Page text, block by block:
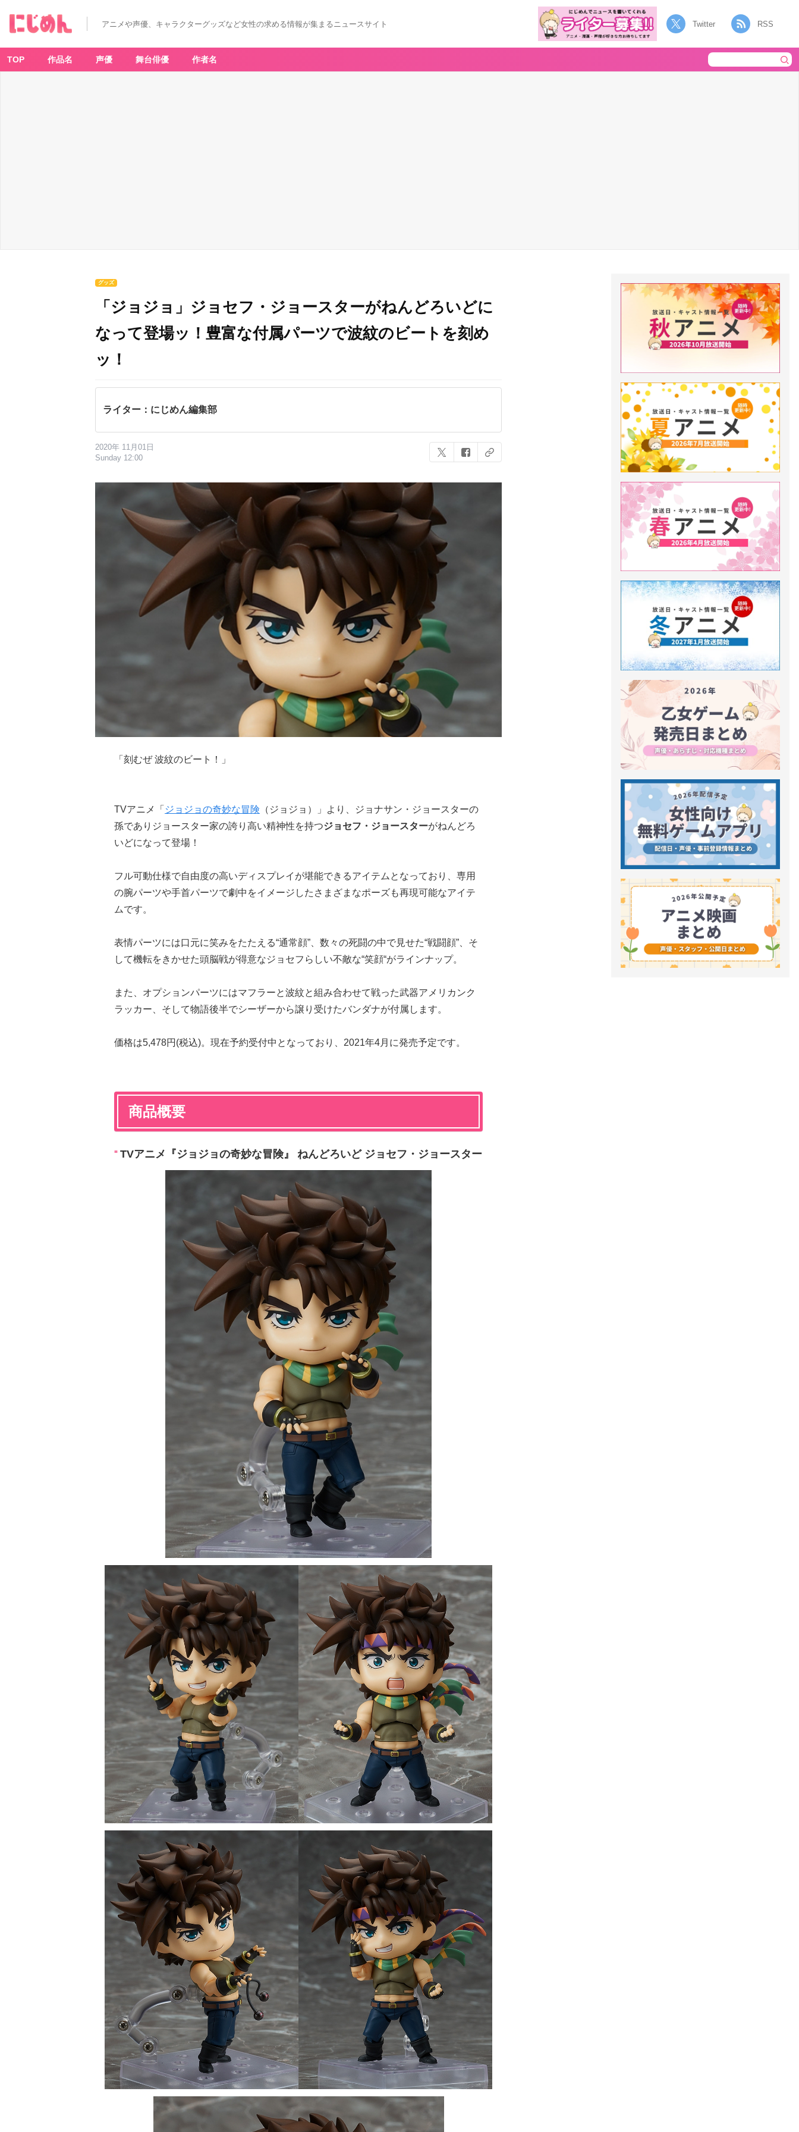
アニメや声優、キャラクターグッズなど女性の求める情報が集まるニュースサイト Twitter RSS
TOP 作品名 声優 舞台俳優 作者名
グッズ
「ジョジョ」ジョセフ・ジョースターがねんどろいどに
なって登場ッ！豊富な付属パーツで波紋のビートを刻め
ッ！
ライター：にじめん編集部
2020年 11月01日
Sunday 12:00
「刻むぜ 波紋のビート！」
TVアニメ「 ジョジョの奇妙な冒険 （ジョジョ）」より、ジョナサン・ジョースターの
孫でありジョースター家の誇り高い精神性を持つジョセフ・ジョースターがねんどろ
いどになって登場！
フル可動仕様で自由度の高いディスプレイが堪能できるアイテムとなっており、専用
の腕パーツや手首パーツで劇中をイメージしたさまざまなポーズも再現可能なアイテ
ムです。
表情パーツには口元に笑みをたたえる“通常顔”、数々の死闘の中で見せた“戦闘顔”、そ
して機転をきかせた頭脳戦が得意なジョセフらしい不敵な“笑顔“がラインナップ。
また、オプションパーツにはマフラーと波紋と組み合わせて戦った武器アメリカンク
ラッカー、そして物語後半でシーザーから譲り受けたバンダナが付属します。
価格は5,478円(税込)。現在予約受付中となっており、2021年4月に発売予定です。
商品概要
TVアニメ『ジョジョの奇妙な冒険』 ねんどろいど ジョセフ・ジョースター